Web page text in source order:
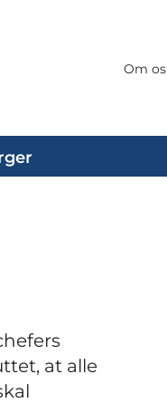
Om os
at alle